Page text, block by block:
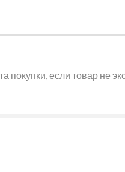
покупки, если товар не